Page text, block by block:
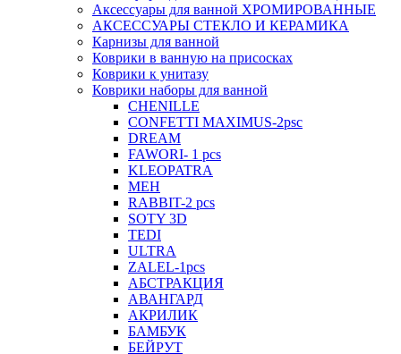
Аксессуары для ванной ХРОМИРОВАННЫЕ
АКСЕССУАРЫ СТЕКЛО И КЕРАМИКА
Карнизы для ванной
Коврики в ванную на присосках
Коврики к унитазу
Коврики наборы для ванной
CHENILLE
CONFETTI MAXIMUS-2psc
DREAM
FAWORI- 1 pcs
KLEOPATRA
MEH
RABBIT-2 pcs
SOTY 3D
TEDI
ULTRA
ZALEL-1pcs
АБСТРАКЦИЯ
АВАНГАРД
АКРИЛИК
БАМБУК
БЕЙРУТ